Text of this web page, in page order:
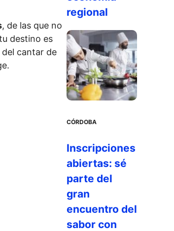
, de las que no
destino es
cantar de
regional
CÓRDOBA
Inscripciones
abiertas: sé
parte del
gran
encuentro del
sabor con